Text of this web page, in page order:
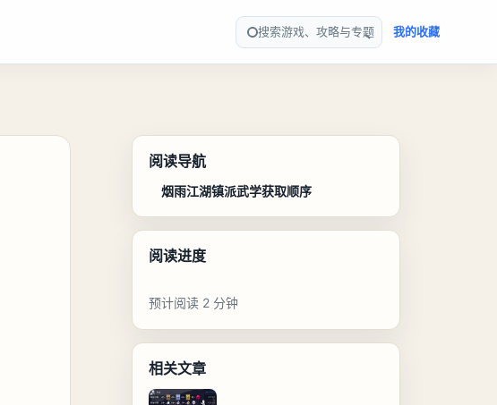
搜索游戏、攻略与专题 我的收藏
阅读导航
烟雨江湖镇派武学获取顺序
阅读进度
预计阅读 2 分钟
相关文章